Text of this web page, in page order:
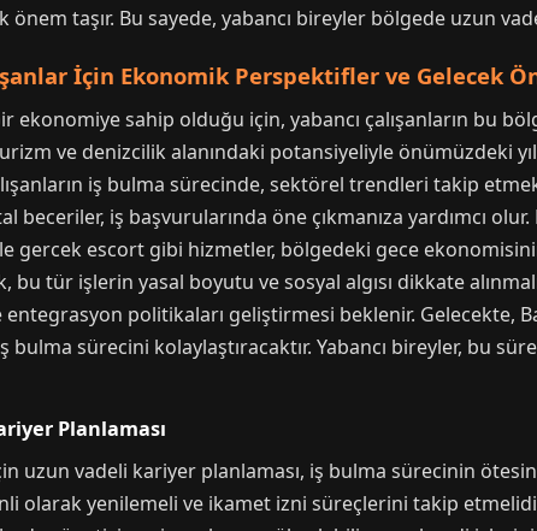
taşır. Bu sayede, yabancı bireyler bölgede uzun
İçin Ekonomik Perspektifler ve Gelecek
ekonomiye sahip olduğu için, yabancı çalışanların bu
ve denizcilik alanındaki potansiyeliyle önümüzdeki
iş bulma sürecinde, sektörel trendleri takip
beceriler, iş başvurularında öne çıkmanıza yardımcı
gercek escort gibi hizmetler, bölgedeki gece
tür işlerin yasal boyutu ve sosyal algısı dikkate
politikaları geliştirmesi beklenir. Gelecekte,
sürecini kolaylaştıracaktır. Yabancı bireyler, bu
Planlaması
uzun vadeli kariyer planlaması, iş bulma sürecinin
olarak yenilemeli ve ikamet izni süreçlerini takip